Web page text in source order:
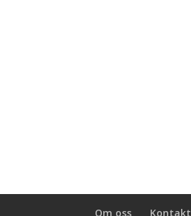
Om oss Kontakt